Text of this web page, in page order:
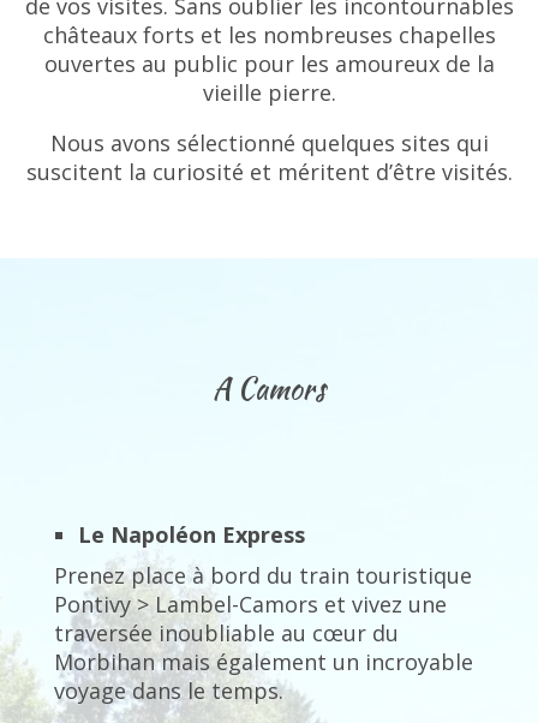
de vos visites. Sans oublier les incontournables
châteaux forts et les nombreuses chapelles
ouvertes au public pour les amoureux de la
vieille pierre.
Nous avons sélectionné quelques sites qui
suscitent la curiosité et méritent d’être visités.
A Camors
Le Napoléon Express
Prenez place à bord du train touristique
Pontivy > Lambel-Camors et vivez une
traversée inoubliable au cœur du
Morbihan mais également un incroyable
voyage dans le temps.